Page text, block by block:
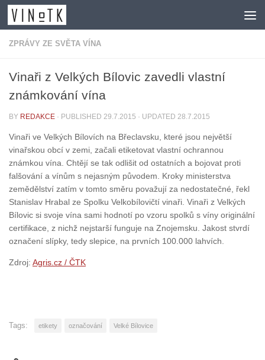
Skip to content
ZPRÁVY ZE SVĚTA VÍNA
Vinaři z Velkých Bílovic zavedli vlastní
známkování vína
BY REDAKCE · PUBLISHED 29.7.2015 · UPDATED 28.7.2015
Vinaři ve Velkých Bílovích na Břeclavsku, které jsou největší
vinařskou obcí v zemi, začali etiketovat vlastní ochrannou
známkou vína. Chtějí se tak odlišit od ostatních a bojovat proti
falšování a vínům s nejasným původem. Kroky ministerstva
zemědělství zatím v tomto směru považují za nedostatečné, řekl
Stanislav Hrabal ze Spolku Velkobílovičtí vinaři. Vinaři z Velkých
Bílovic si svoje vína sami hodnotí po vzoru spolků s víny originální
certifikace, z nichž nejstarší funguje na Znojemsku. Jakost stvrdí
označení slípky, tedy slepice, na prvních 100.000 lahvích.
Zdroj: Agris.cz / ČTK
Tags: etikety označování Velké Bílovice